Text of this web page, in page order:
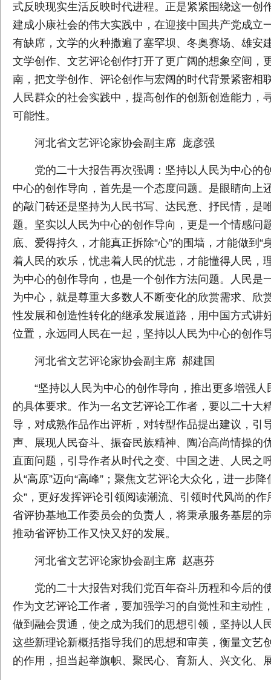
式反映现实生活反映时代进程。正是紧紧围绕这一
建成小康社会的伟大实践中，在迎接中国共产党成
有缺席，文学的火种撒遍了塞罕坝、冬奥赛场、雄
文学创作、文艺评论创作打开了更广阔的想象空间
南，把文学创作、评论创作与宏阔的时代背景紧密
人民群众的社会实践中，提高创作的创新创造能力
可能性。
河北省文艺评论家协会副主席 庞彦强
党的二十大报告再次强调：坚持以人民为中心
中心的创作导向，首先是一个态度问题。是眼睛向
的敲门砖还是坚持为人民书写、达民意、抒民情，
题。坚实以人民为中心的创作导向，更是一个情感
底、爱得持久，才能真正拆除“心”的围墙，才能做到
着人民的欢乐，忧患着人民的忧患，才能懂得人民
为中心的创作导向，也是一个创作方法问题。人民
为中心，就是尊重大多数人不断变化的欣赏需求、
性发展和创造性转化的继承发展道路，用中国方式
位置，永远同人民在一起，坚持以人民为中心的创作
河北省文艺评论家协会副主席 郝建国
“坚持以人民为中心的创作导向，推出更多增强
的具体要求。作为一名文艺评论工作者，要以二十
导，对成熟作品作出评析，对转型作品提出建议，
声、展现人民奋斗、振奋民族精神、陶冶高尚情操
直面问题，引导作者从时代之变、中国之进、人民之
从“高原”迈向“高峰”；聚焦文艺评论大众化，进一步
众”，更好发挥评论引领阅读潮流、引领时代风尚的
省评协基地工作委员会的负责人，将秉承服务基层
推动省评协工作又快又好的发展。
河北省文艺评论家协会副主席 赵惠芬
党的二十大报告对我们党百年奋斗历程和今后
作为文艺评论工作者，要加强学习的自觉性和主动
做到融会贯通，使之成为我们的思想引领，坚持以人
这些新理论新概括指导我们的思想和审美，衡量文
的作用，担当起举旗帜、聚民心、育新人、兴文化